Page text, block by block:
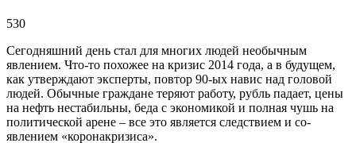
530
Сегодняшний день стал для многих людей необычным
явлением. Что-то похожее на кризис 2014 года, а в будущем,
как утверждают эксперты, повтор 90-ых навис над головой
людей. Обычные граждане теряют работу, рубль падает, цены
на нефть нестабильны, беда с экономикой и полная чушь на
политической арене – все это является следствием и со-
явлением «коронакризиса».